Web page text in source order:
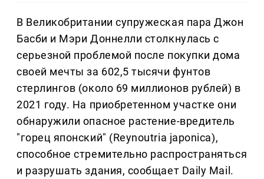
В Великобритании супружеская пара Джон
Басби и Мэри Доннелли столкнулась с
серьезной проблемой после покупки дома
своей мечты за 602,5 тысячи фунтов
стерлингов (около 69 миллионов рублей) в
2021 году. На приобретенном участке они
обнаружили опасное растение-вредитель
"горец японский" (Reynoutria japonica),
способное стремительно распространяться
и разрушать здания, сообщает Daily Mail.